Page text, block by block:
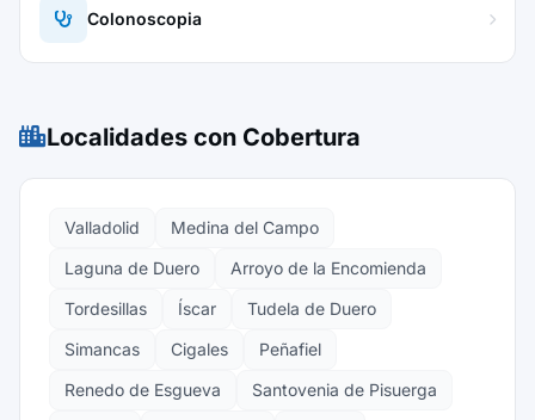
Colonoscopia
Localidades con Cobertura
Valladolid
Medina del Campo
Laguna de Duero
Arroyo de la Encomienda
Tordesillas
Íscar
Tudela de Duero
Simancas
Cigales
Peñafiel
Renedo de Esgueva
Santovenia de Pisuerga